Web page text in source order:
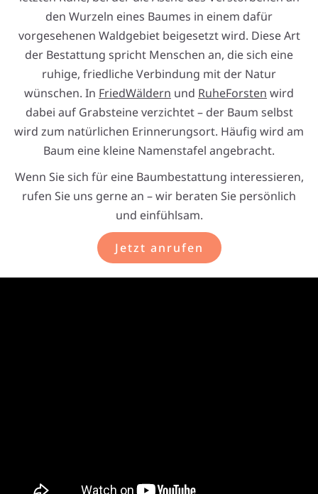
den Wurzeln eines Baumes in einem dafür
vorgesehenen Waldgebiet beigesetzt wird. Diese Art
der Bestattung spricht Menschen an, die sich eine
ruhige, friedliche Verbindung mit der Natur
wünschen. In FriedWäldern und RuheForsten wird
dabei auf Grabsteine verzichtet – der Baum selbst
wird zum natürlichen Erinnerungsort. Häufig wird am
Baum eine kleine Namenstafel angebracht.
Wenn Sie sich für eine Baumbestattung interessieren,
rufen Sie uns gerne an – wir beraten Sie persönlich
und einfühlsam.
Jetzt anrufen